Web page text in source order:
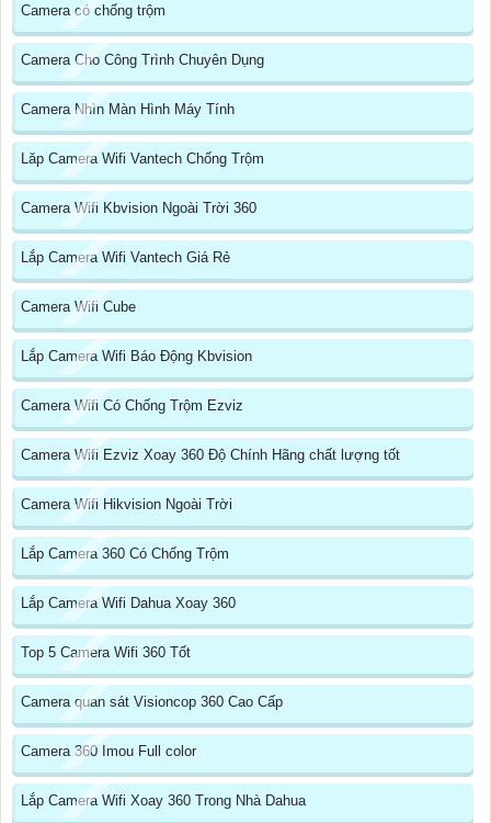
Camera có chống trộm
Camera Cho Công Trình Chuyên Dụng
Camera Nhìn Màn Hình Máy Tính
Lăp Camera Wifi Vantech Chống Trộm
Camera Wifi Kbvision Ngoài Trời 360
Lắp Camera Wifi Vantech Giá Rẻ
Camera Wifi Cube
Lắp Camera Wifi Báo Động Kbvision
Camera Wifi Có Chống Trộm Ezviz
Camera Wifi Ezviz Xoay 360 Độ Chính Hãng chất lượng tốt
Camera Wifi Hikvision Ngoài Trời
Lắp Camera 360 Có Chống Trộm
Lắp Camera Wifi Dahua Xoay 360
Top 5 Camera Wifi 360 Tốt
Camera quan sát Visioncop 360 Cao Cấp
Camera 360 Imou Full color
Lắp Camera Wifi Xoay 360 Trong Nhà Dahua